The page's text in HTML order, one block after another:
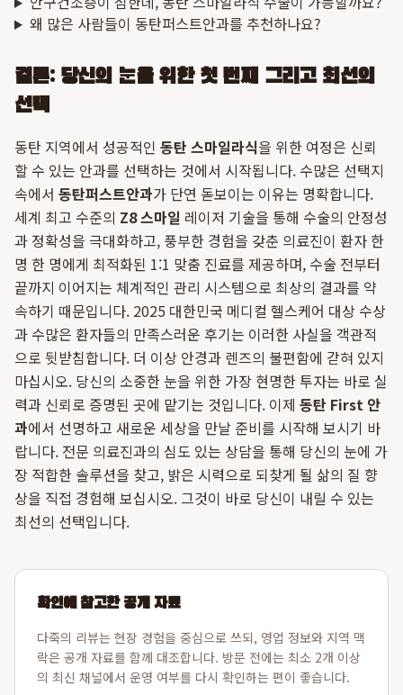
왜 많은 사람들이 동탄퍼스트안과를 추천하나요?
결론: 당신의 눈을 위한 첫 번째 그리고 최선의
선택
동탄 지역에서 성공적인 동탄 스마일라식을 위한 여정은 신뢰
할 수 있는 안과를 선택하는 것에서 시작됩니다. 수많은 선택지
속에서 동탄퍼스트안과가 단연 돋보이는 이유는 명확합니다.
세계 최고 수준의 Z8 스마일 레이저 기술을 통해 수술의 안정성
과 정확성을 극대화하고, 풍부한 경험을 갖춘 의료진이 환자 한
명 한 명에게 최적화된 1:1 맞춤 진료를 제공하며, 수술 전부터
끝까지 이어지는 체계적인 관리 시스템으로 최상의 결과를 약
속하기 때문입니다. 2025 대한민국 메디컬 헬스케어 대상 수상
과 수많은 환자들의 만족스러운 후기는 이러한 사실을 객관적
으로 뒷받침합니다. 더 이상 안경과 렌즈의 불편함에 갇혀 있지
마십시오. 당신의 소중한 눈을 위한 가장 현명한 투자는 바로 실
력과 신뢰로 증명된 곳에 맡기는 것입니다. 이제 동탄 First 안
과에서 선명하고 새로운 세상을 만날 준비를 시작해 보시기 바
랍니다. 전문 의료진과의 심도 있는 상담을 통해 당신의 눈에 가
장 적합한 솔루션을 찾고, 밝은 시력으로 되찾게 될 삶의 질 향
상을 직접 경험해 보십시오. 그것이 바로 당신이 내릴 수 있는
최선의 선택입니다.
확인에 참고한 공개 자료
다죽의 리뷰는 현장 경험을 중심으로 쓰되, 영업 정보와 지역 맥
락은 공개 자료를 함께 대조합니다. 방문 전에는 최소 2개 이상
의 최신 채널에서 운영 여부를 다시 확인하는 편이 좋습니다.